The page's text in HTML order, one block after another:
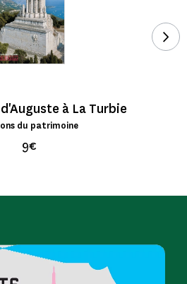
à La Turbie
du patrimoine
9€